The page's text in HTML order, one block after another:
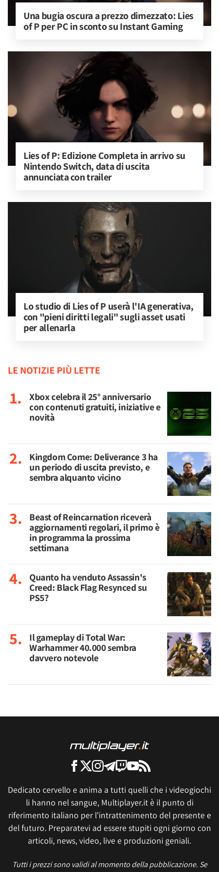
Una bugia oscura a prezzo dimezzato: Lies
of P per PC in sconto su Instant Gaming
Lies of P: Edizione Completa in arrivo su
Nintendo Switch, data di uscita
annunciata con trailer
Lo studio di Lies of P userà l'IA generativa,
con "pieni diritti legali" sugli asset usati
per allenarla
LE NOTIZIE PIÙ LETTE
Xbox celebra il 25° anniversario
con contenuti gratuiti, iniziative e
novità
Kingdom Come: Deliverance 3 ha
un periodo di uscita previsto, e
sembra alquanto vicino
Beast of Reincarnation riceverà
aggiornamenti regolari, il primo è
in programma la prossima
settimana
Quanto ha venduto Assassin's
Creed: Black Flag Resynced su
PS5?
Il gameplay di Total War:
Warhammer 40.000 sembra
davvero notevole
Dedicato cervello e anima a tutti quelli che i videogiochi
li hanno nel sangue, Multiplayer.it è il punto di
riferimento italiano per l'intrattenimento del presente e
del futuro. Preparatevi ad essere stupiti ogni giorno con
articoli, news, video, live e produzioni geniali.
Tutti i prezzi sono validi al momento della pubblicazione. Se